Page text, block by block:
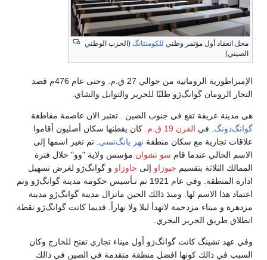
أول مؤتمر وطنيللكومنتانگ (الحزب الوطني
الإمبراطورية الرومانية من حوالي 27 ق.م. وحتى عام 476م قصد
الرومان گوانگ‌ژو طلبًا للحرير والتوابل والشاي.
عريقة تقع في جنوب الصين . تعتبر الان عاصمة مقاطعة
. فيالقرن 19 ق.م.
كان يقطنها سكان أصليون أقاموا
تجارية مع سكان منطقةنهر يانگ‌تسى . تم تغير اسمها إلى
الحالي عندما قامسو تشوانمؤسس ولاية "وو" خلال فترة
الثلاثة بتقسيمجيوزاوإلىجاوزاوو گوانگ‌ژو لغرض تسهيل
ادارة المنطقة. وفي عام 1921 تم تـأسيس حكومة مدينة گوانگ‌ژو وتم
هذا الاسم لها. ومنذ ذالك الحين ماتزال مدينة گوانگ‌ژو مدينة
و ميناء مزدحمة لاتهدأ ليلا ولا نهاراً. قديما كانت گوانگ‌ژو نقطة
طريق الحرير البحري.
تشينگ كانت گوانگ‌ژو أول ميناء تجاري تفتح للخارج وكان
في ذالك كونها افضل منطقة متقدمة في الصين في ذالك